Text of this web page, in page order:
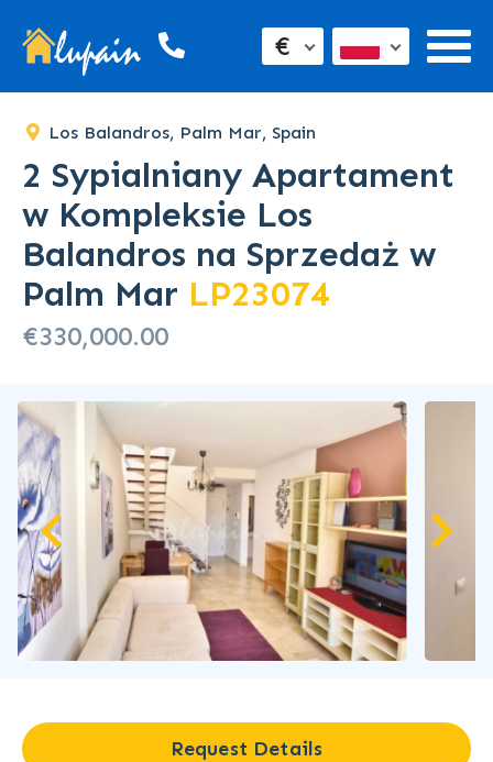
€
Los Balandros, Palm Mar, Spain
2 Sypialniany Apartament
w Kompleksie Los
Balandros na Sprzedaż w
Palm Mar LP23074
€330,000.00
Request Details